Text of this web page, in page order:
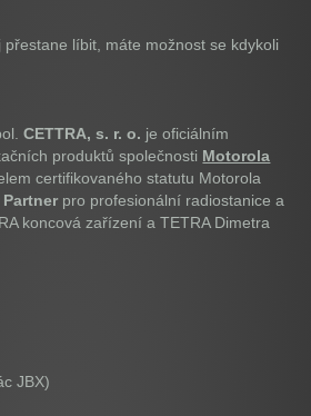
líbit, máte možnost se kdykoli
CETTRA, s. r. o. je oficiálním
produktů společnosti Motorola
certifikovaného statutu Motorola
pro profesionální radiostanice a
koncová zařízení a TETRA Dimetra
JBX)